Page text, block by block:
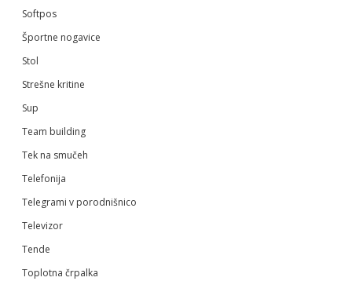
Softpos
Športne nogavice
Stol
Strešne kritine
Sup
Team building
Tek na smučeh
Telefonija
Telegrami v porodnišnico
Televizor
Tende
Toplotna črpalka